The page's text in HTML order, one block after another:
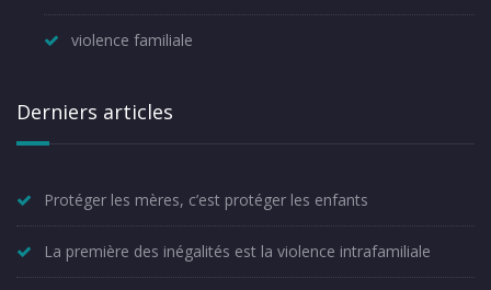
violence familiale
Derniers articles
Protéger les mères, c’est protéger les enfants
La première des inégalités est la violence intrafamiliale